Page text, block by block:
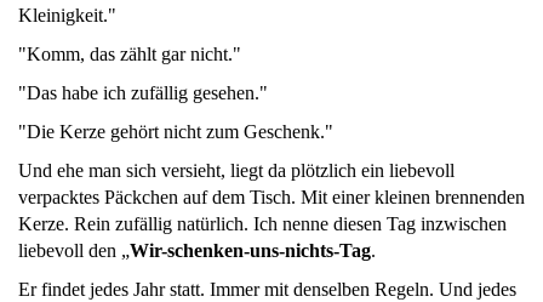
Kleinigkeit."
"Komm, das zählt gar nicht."
"Das habe ich zufällig gesehen."
"Die Kerze gehört nicht zum Geschenk."
Und ehe man sich versieht, liegt da plötzlich ein liebevoll
verpacktes Päckchen auf dem Tisch. Mit einer kleinen brennenden
Kerze. Rein zufällig natürlich. Ich nenne diesen Tag inzwischen
liebevoll den „Wir-schenken-uns-nichts-Tag.
Er findet jedes Jahr statt. Immer mit denselben Regeln. Und jedes